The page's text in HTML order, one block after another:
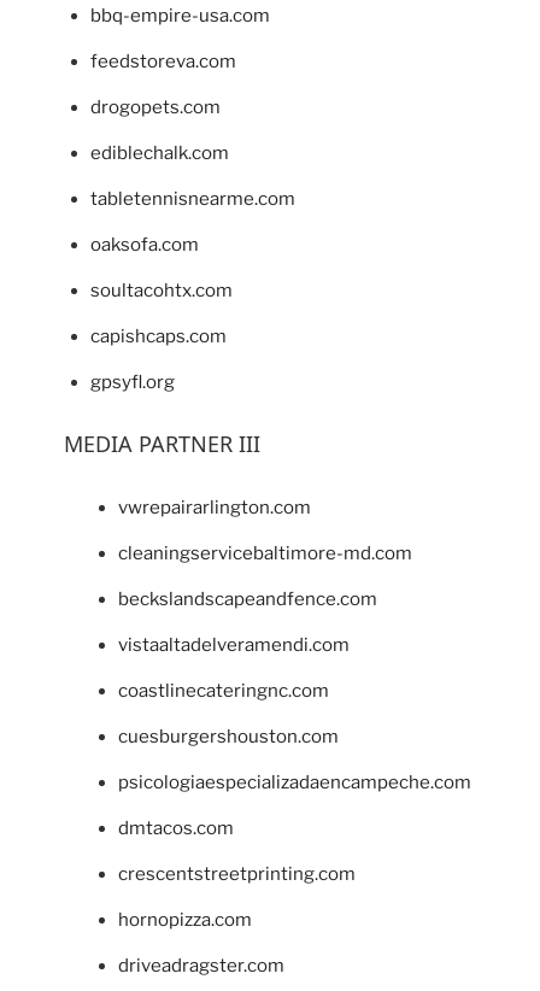
bbq-empire-usa.com
feedstoreva.com
drogopets.com
ediblechalk.com
tabletennisnearme.com
oaksofa.com
soultacohtx.com
capishcaps.com
gpsyfl.org
MEDIA PARTNER III
vwrepairarlington.com
cleaningservicebaltimore-md.com
beckslandscapeandfence.com
vistaaltadelveramendi.com
coastlinecateringnc.com
cuesburgershouston.com
psicologiaespecializadaencampeche.com
dmtacos.com
crescentstreetprinting.com
hornopizza.com
driveadragster.com